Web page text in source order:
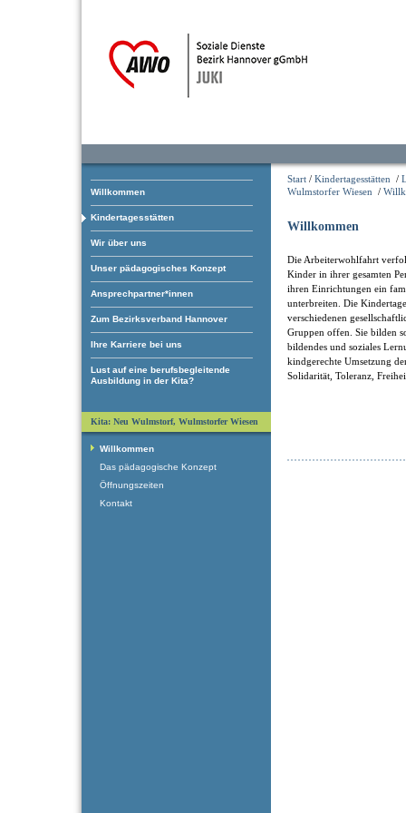
Willkommen
Kindertagesstätten
Wir über uns
Unser pädagogisches Konzept
Ansprechpartner*innen
Zum Bezirksverband Hannover
Ihre Karriere bei uns
Lust auf eine berufsbegleitende
Ausbildung in der Kita?
Start / Kindertagesstätten /
Wulmstorfer Wiesen /
Willkommen
Die Arbeiterwohlfahrt
Kinder in ihrer gesamten
ihren Einrichtungen ein
unterbreiten. Die
verschiedenen
Gruppen offen. Sie bilden
bildendes und soziales
kindgerechte Umsetzung
Solidarität, Toleranz,
Kita: Neu Wulmstorf, Wulmstorfer Wiesen
Willkommen
Das pädagogische Konzept
Öffnungszeiten
Kontakt